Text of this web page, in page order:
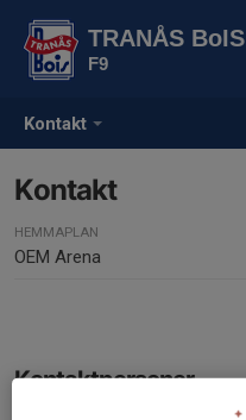
Kontakt
TRANÅS BoIS
F9
Kontakt
HEMMAPLAN
OEM Arena
Kontaktpersoner